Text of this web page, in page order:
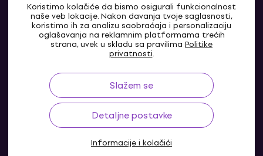
Koristimo kolačiće da bismo osigurali funkcionalnost
naše veb lokacije. Nakon davanja tvoje saglasnosti,
koristimo ih za analizu saobraćaja i personalizaciju
oglašavanja na reklamnim platformama trećih
strana, uvek u skladu sa pravilima Politike
privatnosti.
Slažem se
Detaljne postavke
Informacije i kolačići
RS